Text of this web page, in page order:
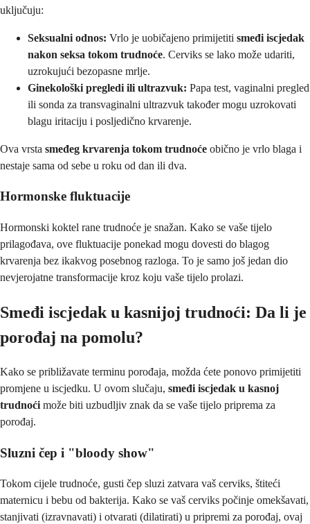
uključuju:
Seksualni odnos: Vrlo je uobičajeno primijetiti smeđi iscjedak
nakon seksa tokom trudnoće. Cerviks se lako može udariti,
uzrokujući bezopasne mrlje.
Ginekološki pregledi ili ultrazvuk: Papa test, vaginalni pregled
ili sonda za transvaginalni ultrazvuk također mogu uzrokovati
blagu iritaciju i posljedično krvarenje.
Ova vrsta smeđeg krvarenja tokom trudnoće obično je vrlo blaga i
nestaje sama od sebe u roku od dan ili dva.
Hormonske fluktuacije
Hormonski koktel rane trudnoće je snažan. Kako se vaše tijelo
prilagođava, ove fluktuacije ponekad mogu dovesti do blagog
krvarenja bez ikakvog posebnog razloga. To je samo još jedan dio
nevjerojatne transformacije kroz koju vaše tijelo prolazi.
Smeđi iscjedak u kasnijoj trudnoći: Da li je
porođaj na pomolu?
Kako se približavate terminu porođaja, možda ćete ponovo primijetiti
promjene u iscjedku. U ovom slučaju, smeđi iscjedak u kasnoj
trudnoći može biti uzbudljiv znak da se vaše tijelo priprema za
porođaj.
Sluzni čep i "bloody show"
Tokom cijele trudnoće, gusti čep sluzi zatvara vaš cerviks, štiteći
maternicu i bebu od bakterija. Kako se vaš cerviks počinje omekšavati,
stanjivati (izravnavati) i otvarati (dilatirati) u pripremi za porođaj, ovaj